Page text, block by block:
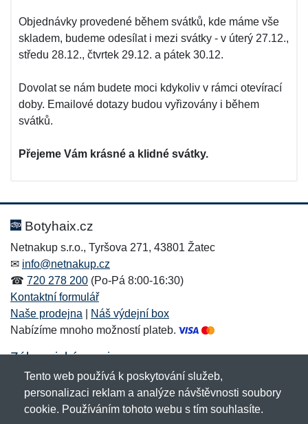
Objednávky provedené během svátků, kde máme vše
skladem, budeme odesílat i mezi svátky - v úterý 27.12.,
středu 28.12., čtvrtek 29.12. a pátek 30.12.
Dovolat se nám budete moci kdykoliv v rámci otevírací
doby. Emailové dotazy budou vyřizovány i během
svátků.
Přejeme Vám krásné a klidné svátky.
Botyhaix.cz
Netnakup s.r.o., Tyršova 271, 43801 Žatec
✉ info@netnakup.cz
☎ 720 278 200 (Po-Pá 8:00-16:30)
Kontaktní formulář
Naše prodejna
Náš výdejní box
Nabízíme mnoho možností plateb.
Zákaznický servis
Novinky emailem
Tento web používá k poskytování služeb,
personalizaci reklam a analýze návštěvnosti soubory
cookie. Používáním tohoto webu s tím souhlasíte.